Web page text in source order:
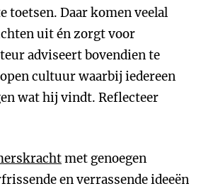
toetsen. Daar komen veelal
uit én zorgt voor
adviseert bovendien te
cultuur waarbij iedereen
wat hij vindt. Reflecteer
met genoegen
en verrassende ideeën